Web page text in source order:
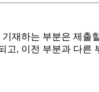
재하는 부분은 제출
, 이전 부분과 다른